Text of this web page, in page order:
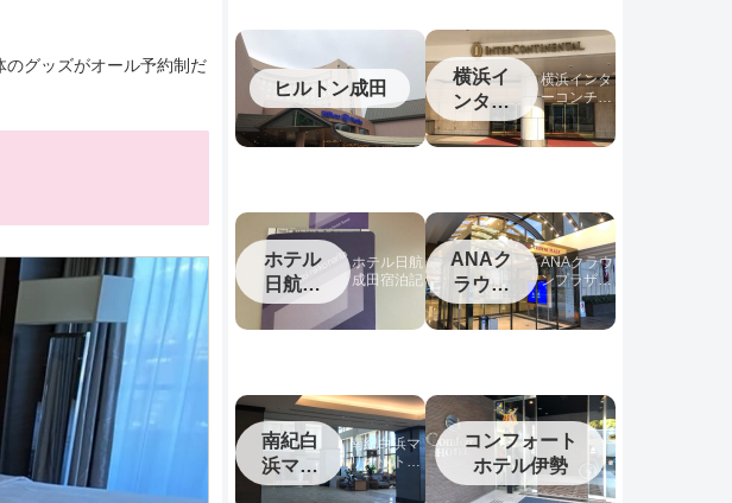
グッズがオール予約制だ
ヒルトン成田
横浜イ
ンター
コンチ
ネンタ
横浜インタ
ーコンチネ
ンタルホテ
ルの宿泊記
ホテル
日航成
田
ホテル日航
成田宿泊記
ANAク
ラウン
プラザ
松山
ANAクラウ
ンプラザホ
テル松山宿
泊記
南紀白
浜マリ
オット
南紀白浜マ
リオットホ
テル宿泊記
コンフォート
ホテル伊勢